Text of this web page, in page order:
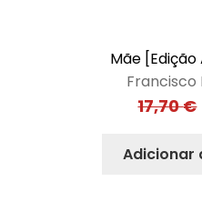
Mãe
Francisco
17,70€
Adicionar